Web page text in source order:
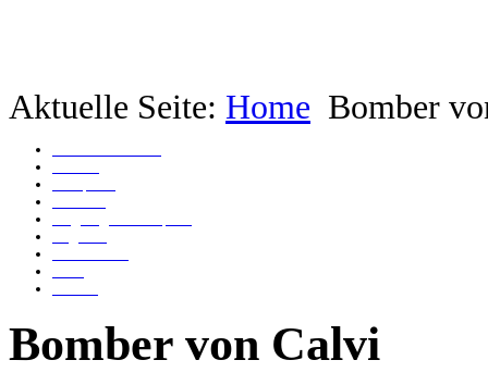
Aktuelle Seite: Home Bomber
Bomber von Calvi